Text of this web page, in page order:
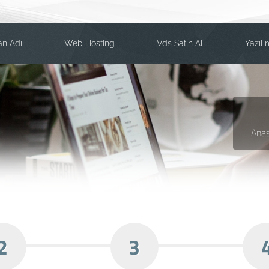
Adı Web Hosting Vds Satın Al
3